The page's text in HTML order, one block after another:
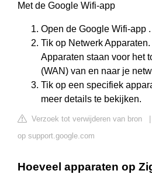
Met de Google Wifi-app
Open de Google Wifi-app .
Tik op Netwerk
Apparaten staan voor het
(WAN) van en naar je
Tik op een specifiek
meer details te bekijken.
Verzoek tot verwijderen van bron
op support.google.com
Hoeveel apparaten op